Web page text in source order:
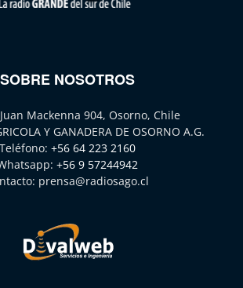
SOBRE NOSOTROS
Mackenna 904, Osorno, Chile
Y GANADERA DE OSORNO A.G.
Teléfono: +56 64 223 2160
+56 9 57244942
prensa@radiosago.cl